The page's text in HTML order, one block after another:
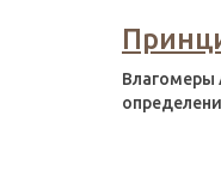
Влагомеры